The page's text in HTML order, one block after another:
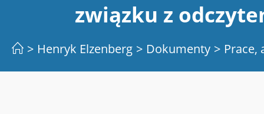
związku z
> Henryk Elzenberg > Dokumenty > Prace,